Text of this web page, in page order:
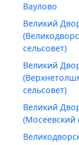
Ваулово
Великий
сельсовет)
Великий
сельсовет)
Великий
(Мосеевский